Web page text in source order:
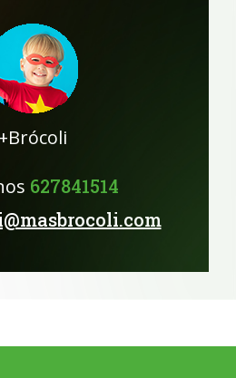
+Brócoli
627841514